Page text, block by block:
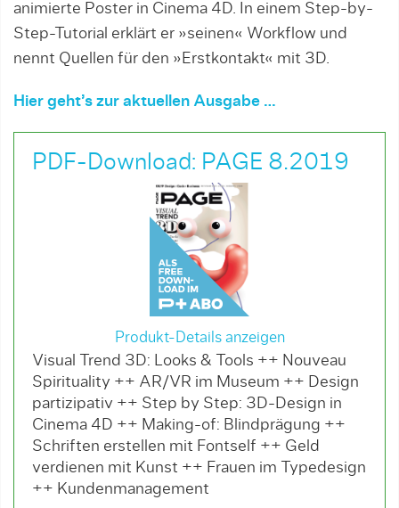
animierte Poster in Cinema 4D. In einem Step-by-
Step-Tutorial erklärt er »seinen« Workflow und
nennt Quellen für den »Erstkontakt« mit 3D.
Hier geht’s zur aktuellen Ausgabe …
PDF-Download: PAGE 8.2019
Produkt-Details anzeigen
Visual Trend 3D: Looks & Tools ++ Nouveau
Spirituality ++ AR/VR im Museum ++ Design
partizipativ ++ Step by Step: 3D-Design in
Cinema 4D ++ Making-of: Blindprägung ++
Schriften erstellen mit Fontself ++ Geld
verdienen mit Kunst ++ Frauen im Typedesign
++ Kundenmanagement